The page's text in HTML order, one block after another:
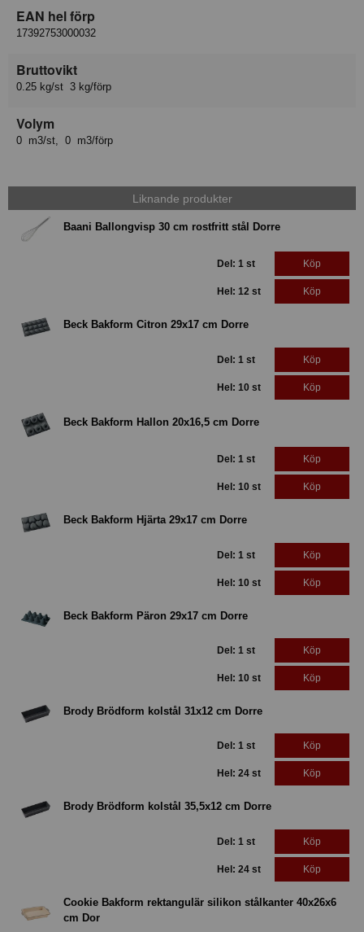
EAN hel förp
17392753000032
Bruttovikt
0.25 kg/st 3 kg/förp
Volym
0 m3/st, 0 m3/förp
Liknande produkter
Baani Ballongvisp 30 cm rostfritt stål Dorre
Del: 1 st Köp
Hel: 12 st Köp
Beck Bakform Citron 29x17 cm Dorre
Del: 1 st Köp
Hel: 10 st Köp
Beck Bakform Hallon 20x16,5 cm Dorre
Del: 1 st Köp
Hel: 10 st Köp
Beck Bakform Hjärta 29x17 cm Dorre
Del: 1 st Köp
Hel: 10 st Köp
Beck Bakform Päron 29x17 cm Dorre
Del: 1 st Köp
Hel: 10 st Köp
Brody Brödform kolstål 31x12 cm Dorre
Del: 1 st Köp
Hel: 24 st Köp
Brody Brödform kolstål 35,5x12 cm Dorre
Del: 1 st Köp
Hel: 24 st Köp
Cookie Bakform rektangulär silikon stålkanter 40x26x6
cm Dor